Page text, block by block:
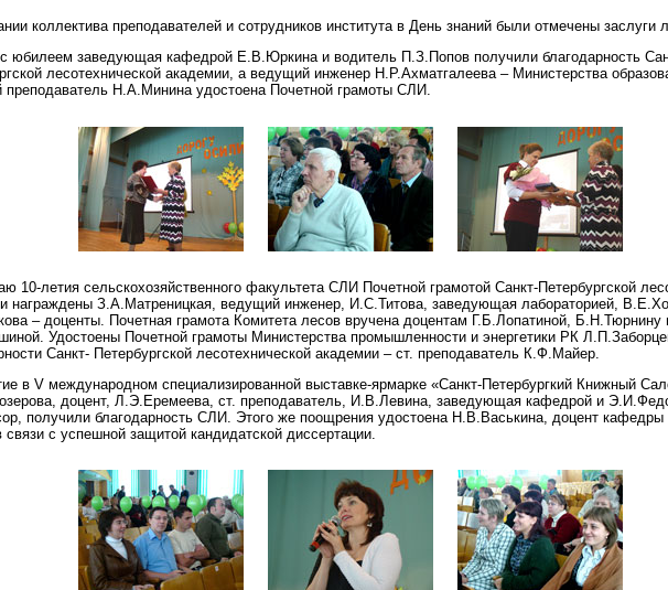
коллектива преподавателей и сотрудников института в День знаний были отмечены заслуги
юбилеем заведующая кафедрой Е.В.Юркина и водитель П.З.Попов получили благодарность
лесотехнической академии, а ведущий инженер Н.Р.Ахматгалеева – Министерства
преподаватель Н.А.Минина удостоена Почетной грамоты СЛИ.
10-летия сельскохозяйственного факультета СЛИ Почетной грамотой Санкт-Петербургской
награждены З.А.Матреницкая, ведущий инженер, И.С.Титова, заведующая лабораторией,
– доценты. Почетная грамота Комитета лесов вручена доцентам Г.Б.Лопатиной, Б.Н.Тюрнину
Удостоены Почетной грамоты Министерства промышленности и энергетики РК
Санкт- Петербургской лесотехнической академии – ст. преподаватель К.Ф.Майер.
в V международном специализированной выставке-ярмарке «Санкт-Петербургкий Книжный
доцент, Л.Э.Еремеева, ст. преподаватель, И.В.Левина, заведующая кафедрой и
получили благодарность СЛИ. Этого же поощрения удостоена Н.В.Васькина, доцент кафедры
связи с успешной защитой кандидатской диссертации.